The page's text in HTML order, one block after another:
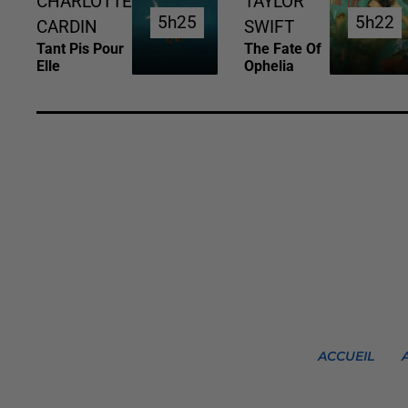
CARDIN
Tant Pis Pour
Elle
5h25
5h25
SWIFT
The Fate Of
Ophelia
5h22
5h22
ACCUEIL